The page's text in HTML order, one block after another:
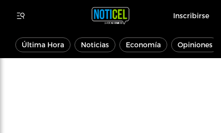
Inscribirse
Última Hora Noticias Economía Opiniones